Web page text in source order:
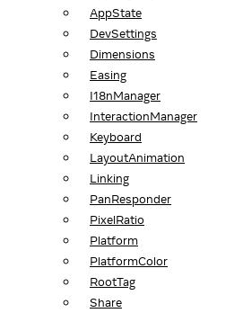
AppState
DevSettings
Dimensions
Easing
I18nManager
InteractionManager
Keyboard
LayoutAnimation
Linking
PanResponder
PixelRatio
Platform
PlatformColor
RootTag
Share